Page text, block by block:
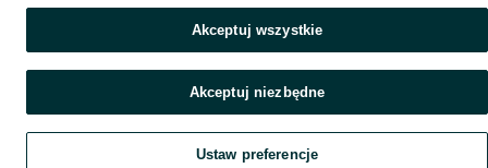
Akceptuj wszystkie
Akceptuj niezbędne
Ustaw preferencje